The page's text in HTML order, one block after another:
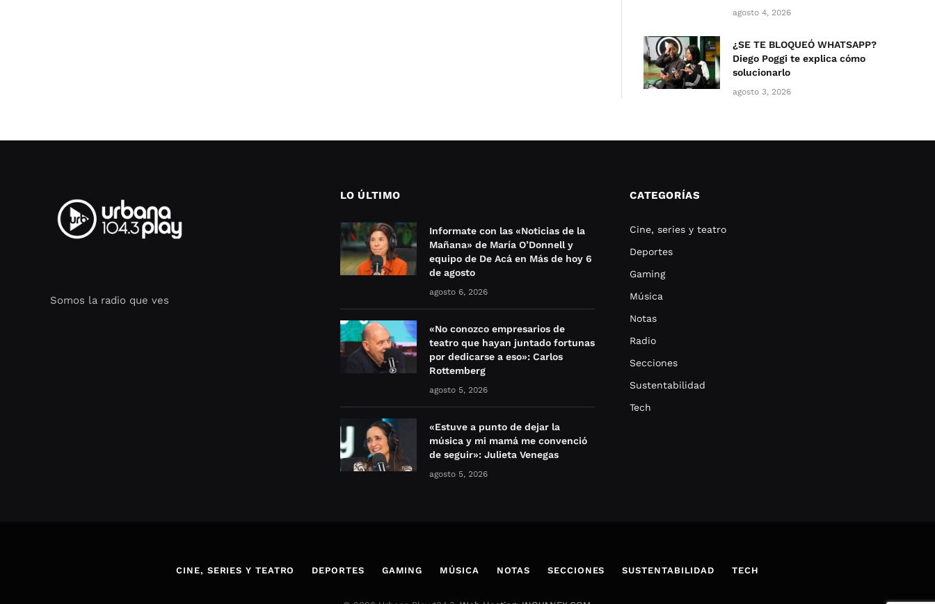
agosto 4, 2026
¿SE TE BLOQUEÓ WHATSAPP?
Diego Poggi te explica cómo
solucionarlo
agosto 3, 2026
Somos la radio que ves
LO ÚLTIMO
Informate con las «Noticias de la
Mañana» de María O’Donnell y
equipo de De Acá en Más de hoy 6
de agosto
agosto 6, 2026
«No conozco empresarios de
teatro que hayan juntado fortunas
por dedicarse a eso»: Carlos
Rottemberg
agosto 5, 2026
«Estuve a punto de dejar la
música y mi mamá me convenció
de seguir»: Julieta Venegas
agosto 5, 2026
CATEGORÍAS
Cine, series y teatro
Deportes
Gaming
Música
Notas
Radio
Secciones
Sustentabilidad
Tech
CINE, SERIES Y TEATRO DEPORTES GAMING MÚSICA NOTAS SECCIONES SUSTENTABILIDAD TECH